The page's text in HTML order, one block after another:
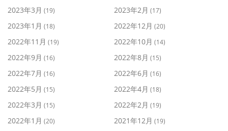
2023年3月 (19) 2023年2月 (17)
2023年1月 (18) 2022年12月 (20)
2022年11月 (19) 2022年10月 (14)
2022年9月 (16) 2022年8月 (15)
2022年7月 (16) 2022年6月 (16)
2022年5月 (15) 2022年4月 (18)
2022年3月 (15) 2022年2月 (19)
2022年1月 (20) 2021年12月 (19)